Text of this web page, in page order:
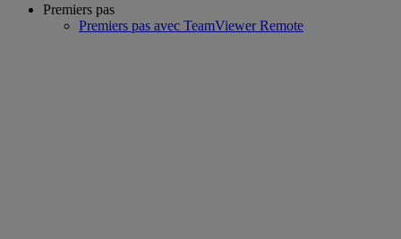
Premiers pas
Premiers pas avec TeamViewer Remote